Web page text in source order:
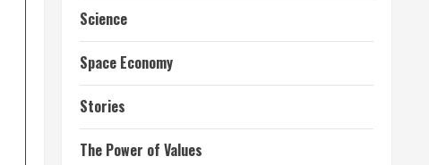
Science
Space Economy
Stories
The Power of Values